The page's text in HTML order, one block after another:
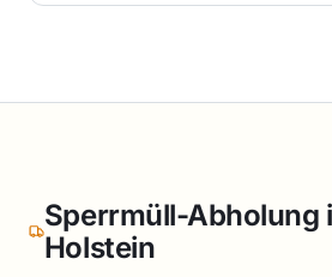
Sperrmüll-Abholung
Holstein